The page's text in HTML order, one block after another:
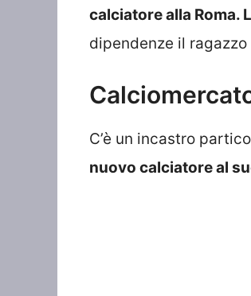
calciatore alla Roma.
dipendenze il ragazzo
C’è un incastro
nuovo calciatore al